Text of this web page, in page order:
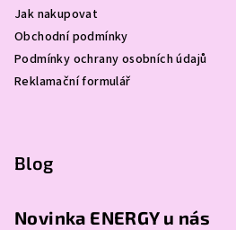
Jak nakupovat
Obchodní podmínky
Podmínky ochrany osobních údajů
Reklamační formulář
Blog
Novinka ENERGY u nás